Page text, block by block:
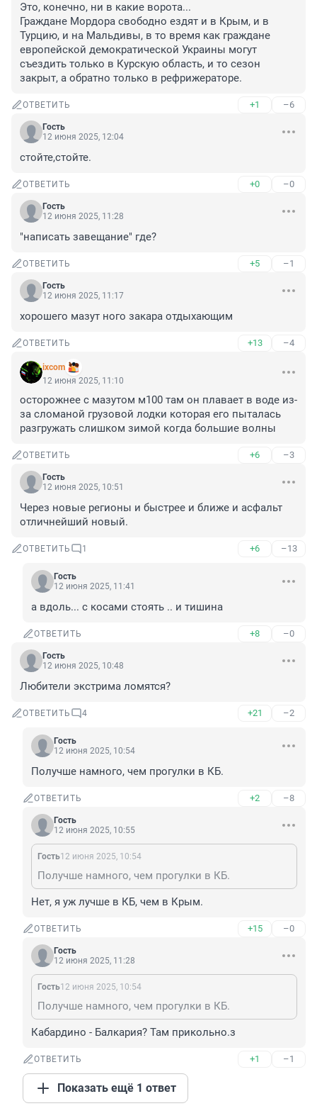
Это, конечно, ни в какие ворота...
Граждане Мордора свободно ездят и в Крым, и в
Турцию, и на Мальдивы, в то время как граждане
европейской демократической Украины могут
съездить только в Курскую область, и то сезон
закрыт, а обратно только в рефрижераторе.
ОТВЕТИТЬ +1 –6
Гость
12 июня 2025, 12:04
стойте,стойте.
ОТВЕТИТЬ +0 –0
Гость
12 июня 2025, 11:28
"написать завещание" где?
ОТВЕТИТЬ +5 –1
Гость
12 июня 2025, 11:17
хорошего мазут ного закара отдыхающим
ОТВЕТИТЬ +13 –4
ixcom
12 июня 2025, 11:10
осторожнее с мазутом м100 там он плавает в воде из-
за сломаной грузовой лодки которая его пыталась
разгружать слишком зимой когда большие волны
ОТВЕТИТЬ +6 –3
Гость
12 июня 2025, 10:51
Через новые регионы и быстрее и ближе и асфальт
отличнейший новый.
ОТВЕТИТЬ 1 +6 –13
Гость
12 июня 2025, 11:41
а вдоль... с косами стоять .. и тишина
ОТВЕТИТЬ +8 –0
Гость
12 июня 2025, 10:48
Любители экстрима ломятся?
ОТВЕТИТЬ 4 +21 –2
Гость
12 июня 2025, 10:54
Получше намного, чем прогулки в КБ.
ОТВЕТИТЬ +2 –8
Гость
12 июня 2025, 10:55
Гость12 июня 2025, 10:54
Получше намного, чем прогулки в КБ.
Нет, я уж лучше в КБ, чем в Крым.
ОТВЕТИТЬ +15 –0
Гость
12 июня 2025, 11:28
Гость12 июня 2025, 10:54
Получше намного, чем прогулки в КБ.
Кабардино - Балкария? Там прикольно.з
ОТВЕТИТЬ +1 –1
Показать ещё 1 ответ